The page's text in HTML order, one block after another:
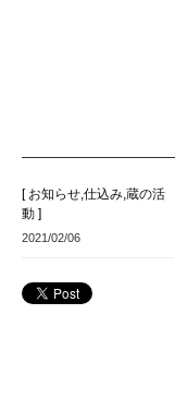
[ お知らせ 仕込み 蔵の活
動 ]
2021/02/06